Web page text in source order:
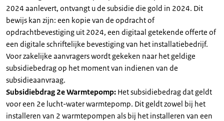
2024 aanlevert, ontvangt u de subsidie die gold in 2024. Dit
bewijs kan zijn: een kopie van de opdracht of
opdrachtbevestiging uit 2024, een digitaal getekende offerte of
een digitale schriftelijke bevestiging van het installatiebedrijf.
Voor zakelijke aanvragers wordt gekeken naar het geldige
subsidiebedrag op het moment van indienen van de
subsidieaanvraag.
Subsidiebdrag 2e Warmtepomp: Het subsidiebedrag dat geldt
voor een 2e lucht-water warmtepomp. Dit geldt zowel bij het
installeren van 2 warmtepompen als bij het installeren van een